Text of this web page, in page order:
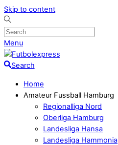
Skip to content
Menu
Search
Home
Amateur Fussball Hamburg
Regionalliga Nord
Oberliga Hamburg
Landesliga Hansa
Landesliga Hammonia